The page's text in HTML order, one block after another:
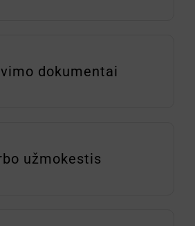
dokumentai
užmokestis